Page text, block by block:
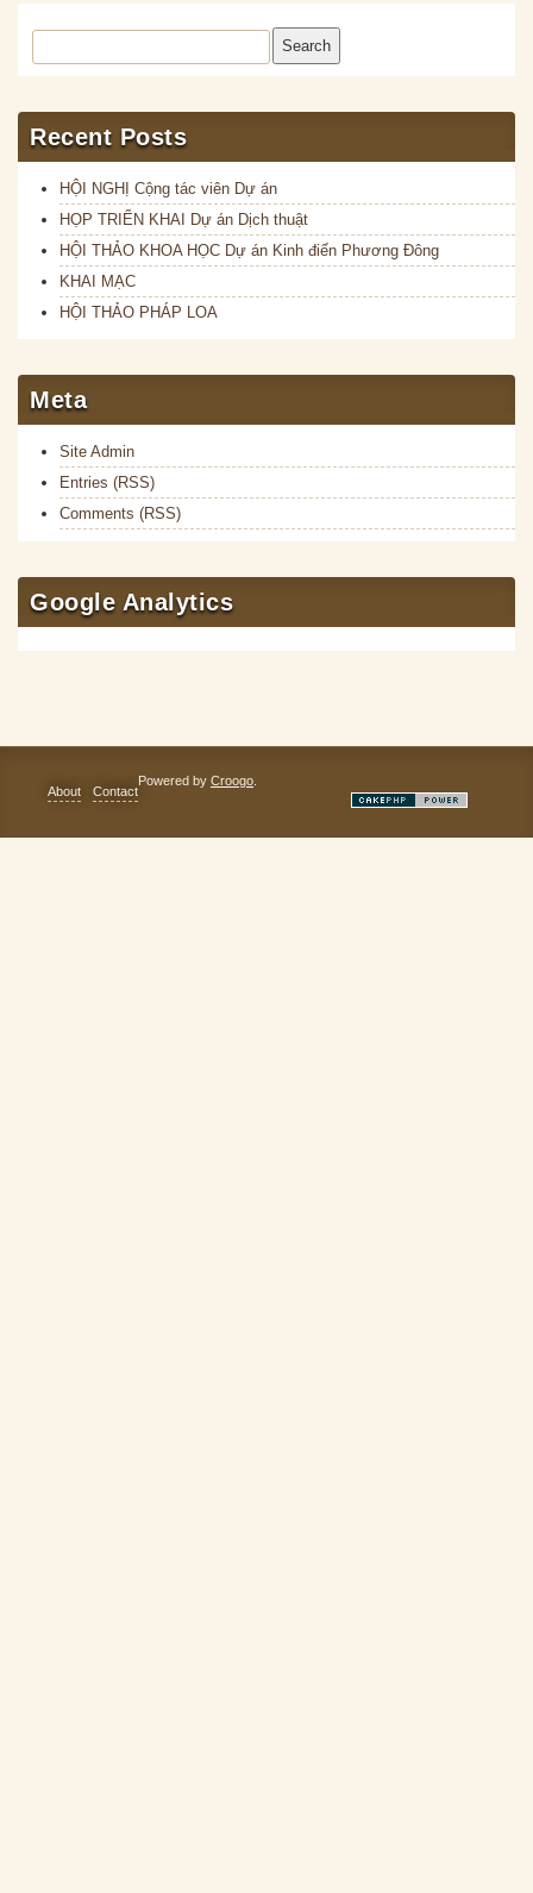
Search
Recent Posts
HỘI NGHỊ Cộng tác viên Dự án
HỌP TRIỂN KHAI Dự án Dịch thuật
HỘI THẢO KHOA HỌC Dự án Kinh điển Phương Đông
KHAI MẠC
HỘI THẢO PHÁP LOA
Meta
Site Admin
Entries (RSS)
Comments (RSS)
Google Analytics
About Contact
Powered by Croogo